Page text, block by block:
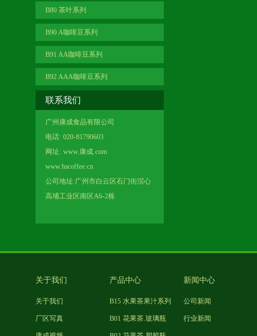
B80 茶叶系列
B90 A咖啡豆系列
B91 AA咖啡豆系列
B92 AAA咖啡豆系列
联系我们
广州康成食品有限公司
电话: 020-81790603
网址: www.康成.com
www.hscoffee.cn
公司地址:广州市白云区石门街滘心
高埔工业区南区A6-2栋
关于我们
关于我们
厂区写真
产品中心
B15 水果茶果汁系列
B01 花果茶.玻璃瓶
新闻中心
公司新闻
行业新闻